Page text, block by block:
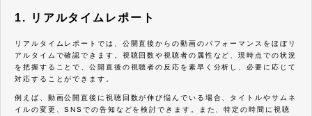
1. リアルタイムレポート
リアルタイムレポートでは、公開直後からの動画のパフォーマンスをほぼリ
アルタイムで確認できます。視聴回数や視聴者の属性など、現時点での状況
を把握することで、公開直後の視聴者の反応を素早く分析し、必要に応じて
対応することができます。
例えば、動画公開直後に視聴回数が伸び悩んでいる場合、タイトルやサムネ
イルの変更、SNSでの告知などを検討できます。また、特定の時間に視聴